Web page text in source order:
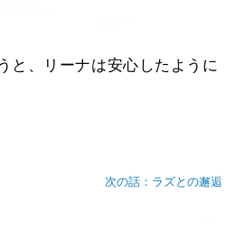
次の話：ラズとの邂逅